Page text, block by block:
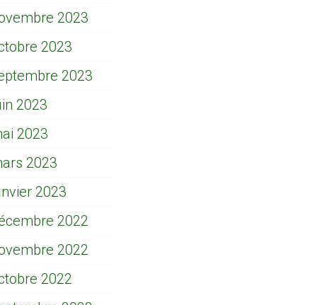
2023
2023
2023
2023
2023
2023
2023
2022
2022
2022